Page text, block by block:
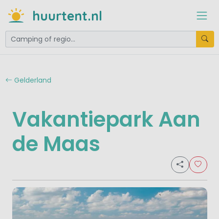
huurtent.nl
Gelderland
Vakantiepark Aan
de Maas